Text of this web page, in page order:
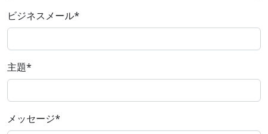
ビジネスメール*
主題*
メッセージ*